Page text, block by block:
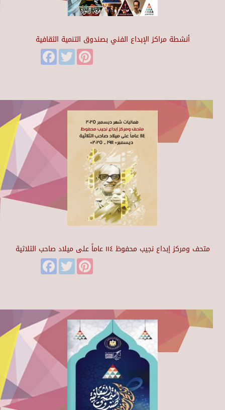
أنشطة مراكز الإبداع الفني بصندوق التنمية الثقافية
FacebookTwitter
متحف ومركز إبداع نجيب محفوظ ١١٤ عاماً على ميلاد صاحب الثلاثية
FacebookTwitter